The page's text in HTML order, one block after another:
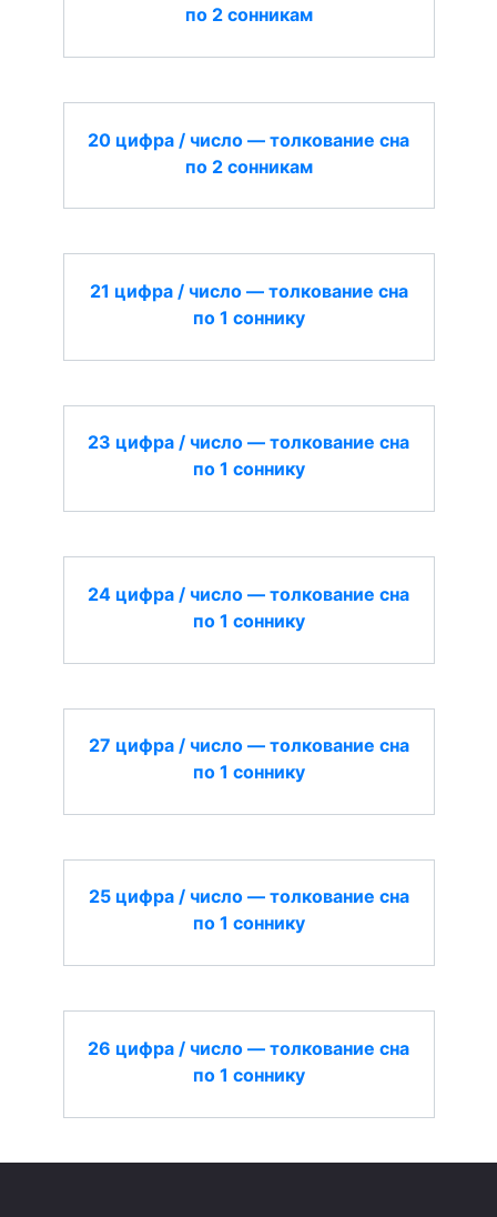
по 2 сонникам
20 цифра / число — толкование сна
по 2 сонникам
21 цифра / число — толкование сна
по 1 соннику
23 цифра / число — толкование сна
по 1 соннику
24 цифра / число — толкование сна
по 1 соннику
27 цифра / число — толкование сна
по 1 соннику
25 цифра / число — толкование сна
по 1 соннику
26 цифра / число — толкование сна
по 1 соннику